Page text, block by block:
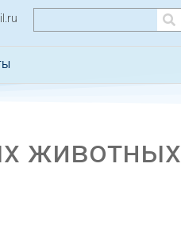
животных